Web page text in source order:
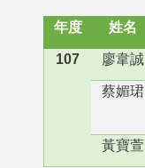
年度 姓名
107 廖韋誠
蔡媚珺
黃寶萱